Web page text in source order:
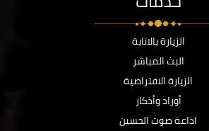
الزيارة بالانابة
البث المباشر
الزيارة الافتراضية
أوراد وأذكار
اذاعة صوت الحسين